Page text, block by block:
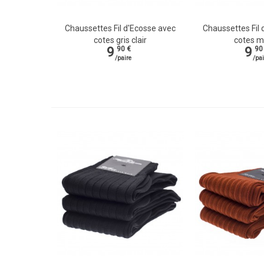
Vue rapide
Chaussettes Fil d'Ecosse avec
cotes gris clair
9 90 €
/paire
Vue rapide
Chaussettes Fil
cotes
9/